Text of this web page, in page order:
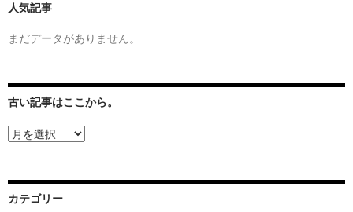
人気記事
まだデータがありません。
古い記事はここから。
古
い
こ
カテゴリー